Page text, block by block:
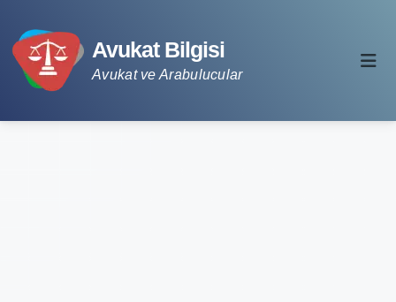
Avukat Bilgisi
Avukat ve Arabulucular